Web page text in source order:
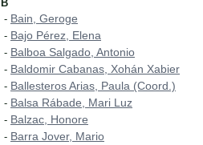
B
- Bain, Geroge
- Bajo Pérez, Elena
- Balboa Salgado, Antonio
- Baldomir Cabanas, Xohán Xabier
- Ballesteros Arias, Paula (Coord.)
- Balsa Rábade, Mari Luz
- Balzac, Honore
- Barra Jover, Mario